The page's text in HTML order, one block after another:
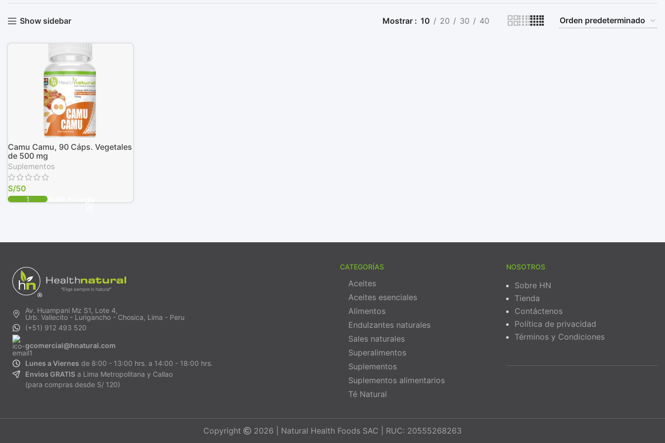
Show sidebar Mostrar 10 20 30 40
Camu Camu, 90 Cáps. Vegetales
de 500 mg
Suplementos
S/50
Añadir Al Carrito
Av. Huampani Mz S1, Lote 4,
Urb. Vallecito - Lurigancho - Chosica, Lima - Peru
(+51) 912 493 520
gcomercial@hnatural.com
Lunes a Viernes de 8:00 - 13:00 hrs. a 14:00 - 18:00 hrs.
Envios GRATIS a Lima Metropolitana y Callao
(para compras desde S/ 120)
CATEGORÍAS
Aceites
Aceites esenciales
Alimentos
Endulzantes naturales
Sales naturales
Superalimentos
Suplementos
Suplementos alimentarios
Té Natural
NOSOTROS
Sobre HN
Tienda
Contáctenos
Política de privacidad
Términos y Condiciones
Copyright 2026 | Natural Health Foods SAC | RUC: 20555268263